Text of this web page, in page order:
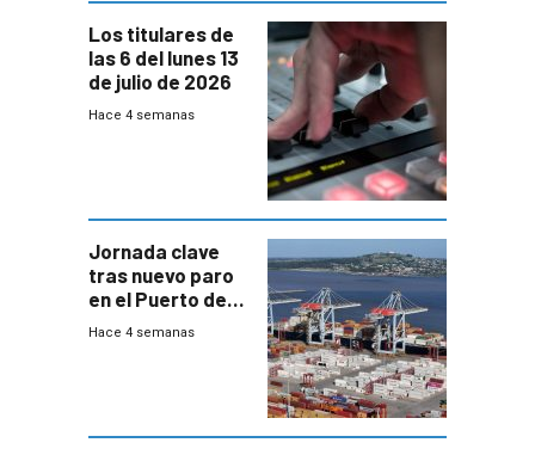
Los titulares de
las 6 del lunes 13
de julio de 2026
Hace 4 semanas
Jornada clave
tras nuevo paro
en el Puerto de
Montevideo
Hace 4 semanas